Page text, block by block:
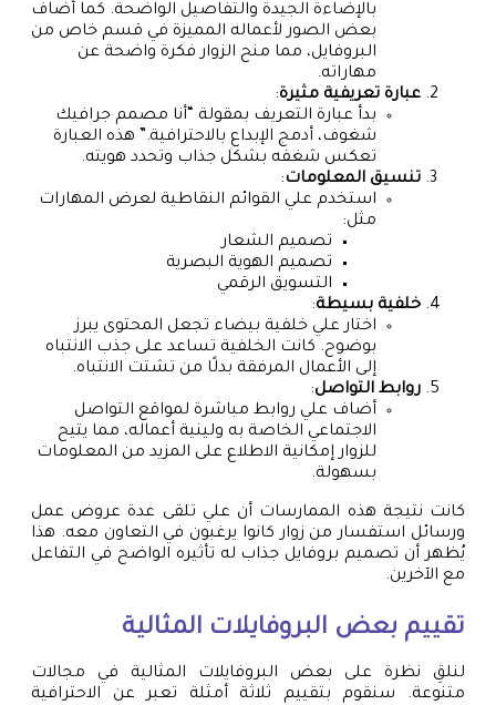
بالإضاءة الجيدة والتفاصيل الواضحة. كما أضاف
بعض الصور لأعماله المميزة في قسم خاص من
البروفايل، مما منح الزوار فكرة واضحة عن
مهاراته.
عبارة تعريفية مثيرة:
بدأ عبارة التعريف بمقولة “أنا مصمم جرافيك
شغوف، أدمج الإبداع بالاحترافية.” هذه العبارة
تعكس شغفه بشكل جذاب وتحدد هويته.
تنسيق المعلومات:
استخدم علي القوائم النقاطية لعرض المهارات
مثل:
تصميم الشعار
تصميم الهوية البصرية
التسويق الرقمي
خلفية بسيطة:
اختار علي خلفية بيضاء تجعل المحتوى يبرز
بوضوح. كانت الخلفية تساعد على جذب الانتباه
إلى الأعمال المرفقة بدلًا من تشتت الانتباه.
روابط التواصل:
أضاف علي روابط مباشرة لمواقع التواصل
الاجتماعي الخاصة به ولينية أعماله، مما يتيح
للزوار إمكانية الاطلاع على المزيد من المعلومات
بسهولة.
كانت نتيجة هذه الممارسات أن علي تلقى عدة عروض عمل
ورسائل استفسار من زوار كانوا يرغبون في التعاون معه. هذا
يُظهر أن تصميم بروفايل جذاب له تأثيره الواضح في التفاعل
مع الآخرين.
تقييم بعض البروفايلات المثالية
لنلقِ نظرة على بعض البروفايلات المثالية في مجالات
متنوعة. سنقوم بتقييم ثلاثة أمثلة تعبر عن الاحترافية